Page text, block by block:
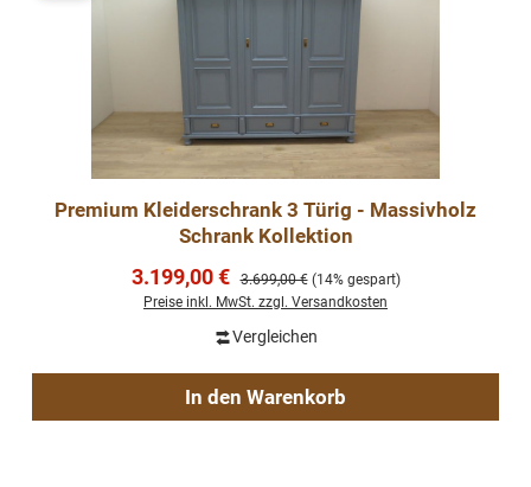
Premium Kleiderschrank 3 Türig - Massivholz
Schrank Kollektion
Verkaufspreis:
3.199,00 € Regulärer Preis:
3.699,00 € (14% gespart)
Preise inkl. MwSt. zzgl. Versandkosten
Vergleichen
In den Warenkorb